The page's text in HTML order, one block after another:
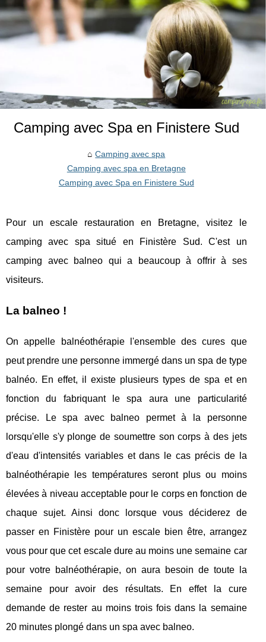
Camping avec Spa en Finistere Sud
Camping avec spa
Camping avec spa en Bretagne
Camping avec Spa en Finistere Sud
Pour un escale restauration en Bretagne, visitez le
camping avec spa situé en Finistère Sud. C'est un
camping avec balneo qui a beaucoup à offrir à ses
visiteurs.
La balneo !
On appelle balnéothérapie l'ensemble des cures que
peut prendre une personne immergé dans un spa de type
balnéo. En effet, il existe plusieurs types de spa et en
fonction du fabriquant le spa aura une particularité
précise. Le spa avec balneo permet à la personne
lorsqu'elle s'y plonge de soumettre son corps à des jets
d'eau d'intensités variables et dans le cas précis de la
balnéothérapie les températures seront plus ou moins
élevées à niveau acceptable pour le corps en fonction de
chaque sujet. Ainsi donc lorsque vous déciderez de
passer en Finistère pour un escale bien être, arrangez
vous pour que cet escale dure au moins une semaine car
pour votre balnéothérapie, on aura besoin de toute la
semaine pour avoir des résultats. En effet la cure
demande de rester au moins trois fois dans la semaine
20 minutes plongé dans un spa avec balneo.